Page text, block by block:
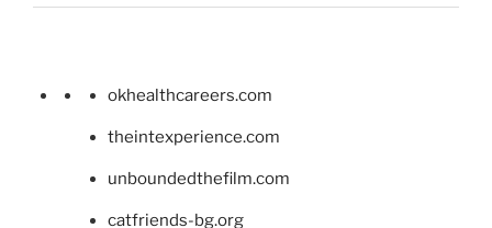
okhealthcareers.com
theintexperience.com
unboundedthefilm.com
catfriends-bg.org